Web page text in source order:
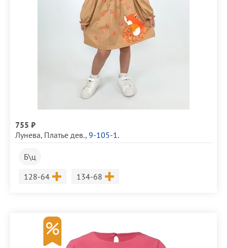
755 ₽
Лунева, Платье дев., 9-105-1.
Б\ц
Размер
128-64 Размер
134-68